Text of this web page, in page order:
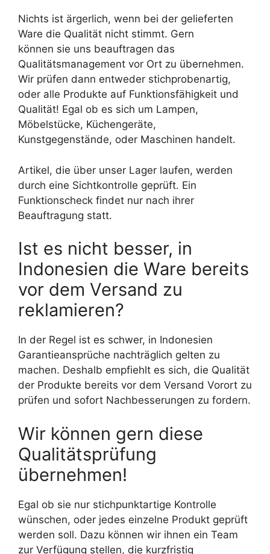
Nichts ist ärgerlich, wenn bei der gelieferten
Ware die Qualität nicht stimmt. Gern
können sie uns beauftragen das
Qualitätsmanagement vor Ort zu übernehmen.
Wir prüfen dann entweder stichprobenartig,
oder alle Produkte auf Funktionsfähigkeit und
Qualität! Egal ob es sich um Lampen,
Möbelstücke, Küchengeräte,
Kunstgegenstände, oder Maschinen handelt.
Artikel, die über unser Lager laufen, werden
durch eine Sichtkontrolle geprüft. Ein
Funktionscheck findet nur nach ihrer
Beauftragung statt.
Ist es nicht besser, in
Indonesien die Ware bereits
vor dem Versand zu
reklamieren?
In der Regel ist es schwer, in Indonesien
Garantieansprüche nachträglich gelten zu
machen. Deshalb empfiehlt es sich, die Qualität
der Produkte bereits vor dem Versand Vorort zu
prüfen und sofort Nachbesserungen zu fordern.
Wir können gern diese
Qualitätsprüfung
übernehmen!
Egal ob sie nur stichpunktartige Kontrolle
wünschen, oder jedes einzelne Produkt geprüft
werden soll. Dazu können wir ihnen ein Team
zur Verfügung stellen, die kurzfristig